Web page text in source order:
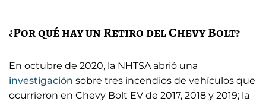
¿Por qué hay un Retiro del Chevy Bolt?
En octubre de 2020, la NHTSA abrió una
investigación sobre tres incendios de vehículos que
ocurrieron en Chevy Bolt EV de 2017, 2018 y 2019; la